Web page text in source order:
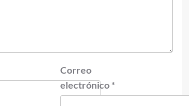
Correo
electrónico *